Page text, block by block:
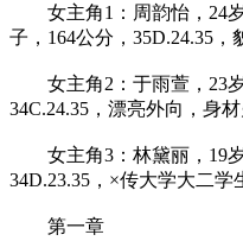
女主角1：周韵怡，24岁
子，164公分，35D.24.35，
女主角2：于雨萱，23岁
34C.24.35，漂亮外向，身
女主角3：林黛丽，19岁
34D.23.35，×传大学大二学
第一章